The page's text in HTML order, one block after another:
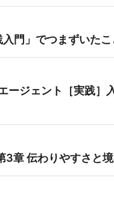
門」でつまずいた
ージェント［実践］
3章 伝わりやすさと